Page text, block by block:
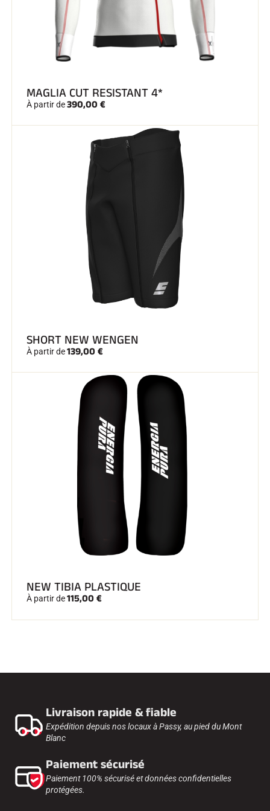
SKI TOUT TERRAIN
MAGLIA CUT RESISTANT 4*
À partir de390,00 €
SHORT NEW WENGEN
À partir de139,00 €
NEW TIBIA PLASTIQUE
À partir de115,00 €
Livraison rapide & fiable
Expédition depuis nos locaux à Passy, au pied du Mont
Blanc
Paiement sécurisé
Paiement 100% sécurisé et données confidentielles
protégées.